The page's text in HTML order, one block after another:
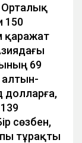
Орталық
150
қаражат
69
алтын-
долларға,
сөзбен,
тұрақты